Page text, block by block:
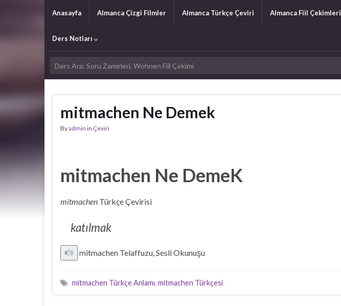
Anasayfa Almanca Çizgi Filmler Almanca Türkçe Çeviri Almanca Fiil Çekimleri
Ders Notları
mitmachen Ne Demek
Byadmin in Çeviri
mitmachen Ne DemeK
mitmachen Türkçe Çevirisi
katılmak
mitmachen Telaffuzu, Sesli Okunuşu
mitmachen Türkçe Anlamı, mitmachen Türkçesi